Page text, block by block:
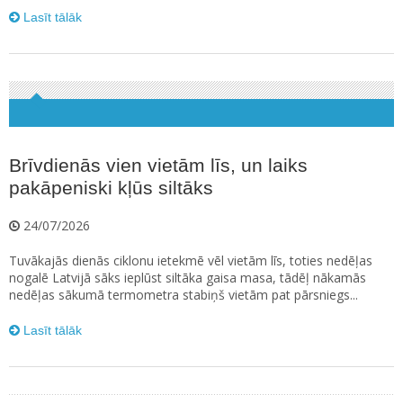
Lasīt tālāk
Brīvdienās vien vietām līs, un laiks
pakāpeniski kļūs siltāks
24/07/2026
Tuvākajās dienās ciklonu ietekmē vēl vietām līs, toties nedēļas
nogalē Latvijā sāks ieplūst siltāka gaisa masa, tādēļ nākamās
nedēļas sākumā termometra stabiņš vietām pat pārsniegs...
Lasīt tālāk